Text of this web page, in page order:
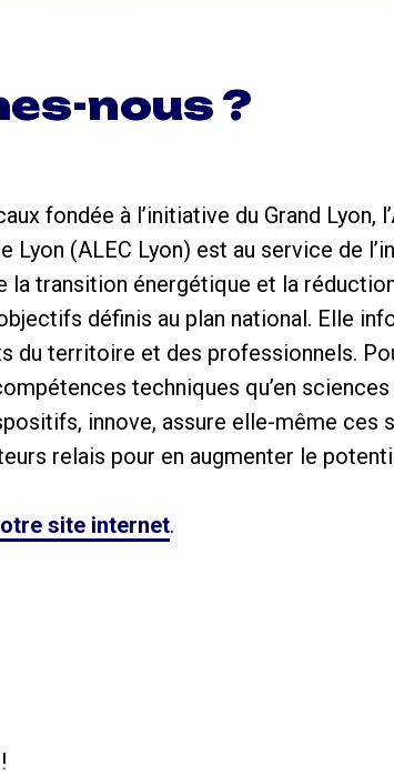
nous ?
fondée à l’initiative du Grand Lyon,
Lyon (ALEC Lyon) est au service de
la transition énergétique et la
définis au plan national. Elle
du territoire et des professionnels.
techniques qu’en
innove, assure elle-même ces
relais pour en augmenter le
site internet.